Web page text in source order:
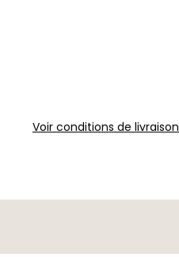
Voir conditions de livraison